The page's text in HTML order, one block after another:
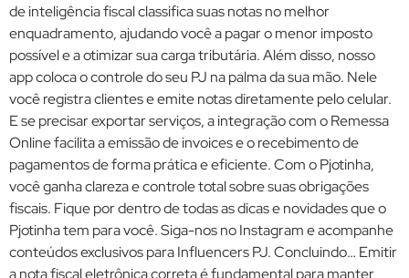
de inteligência fiscal classifica suas notas no melhor
enquadramento, ajudando você a pagar o menor imposto
possível e a otimizar sua carga tributária. Além disso, nosso
app coloca o controle do seu PJ na palma da sua mão. Nele
você registra clientes e emite notas diretamente pelo celular.
E se precisar exportar serviços, a integração com o Remessa
Online facilita a emissão de invoices e o recebimento de
pagamentos de forma prática e eficiente. Com o Pjotinha,
você ganha clareza e controle total sobre suas obrigações
fiscais. Fique por dentro de todas as dicas e novidades que o
Pjotinha tem para você. Siga-nos no Instagram e acompanhe
conteúdos exclusivos para Influencers PJ. Concluindo… Emitir
a nota fiscal eletrônica correta é fundamental para manter